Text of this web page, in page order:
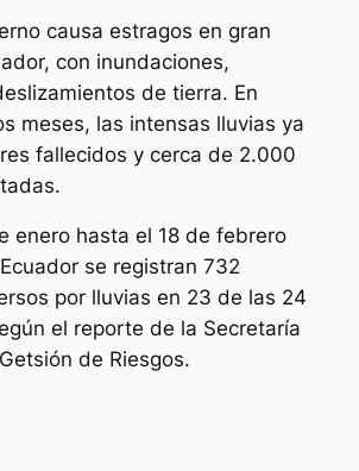
causa estragos en gran
con inundaciones,
de tierra. En
meses, las intensas lluvias ya
fallecidos y cerca de 2.000
enero hasta el 18 de febrero
se registran 732
por lluvias en 23 de las 24
el reporte de la Secretaría
de Riesgos.